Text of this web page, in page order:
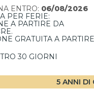
ENTRO: 06/08/2026
PER FERIE:
A PARTIRE DA
GRATUITA A
30 GIORNI
5 ANNI DI